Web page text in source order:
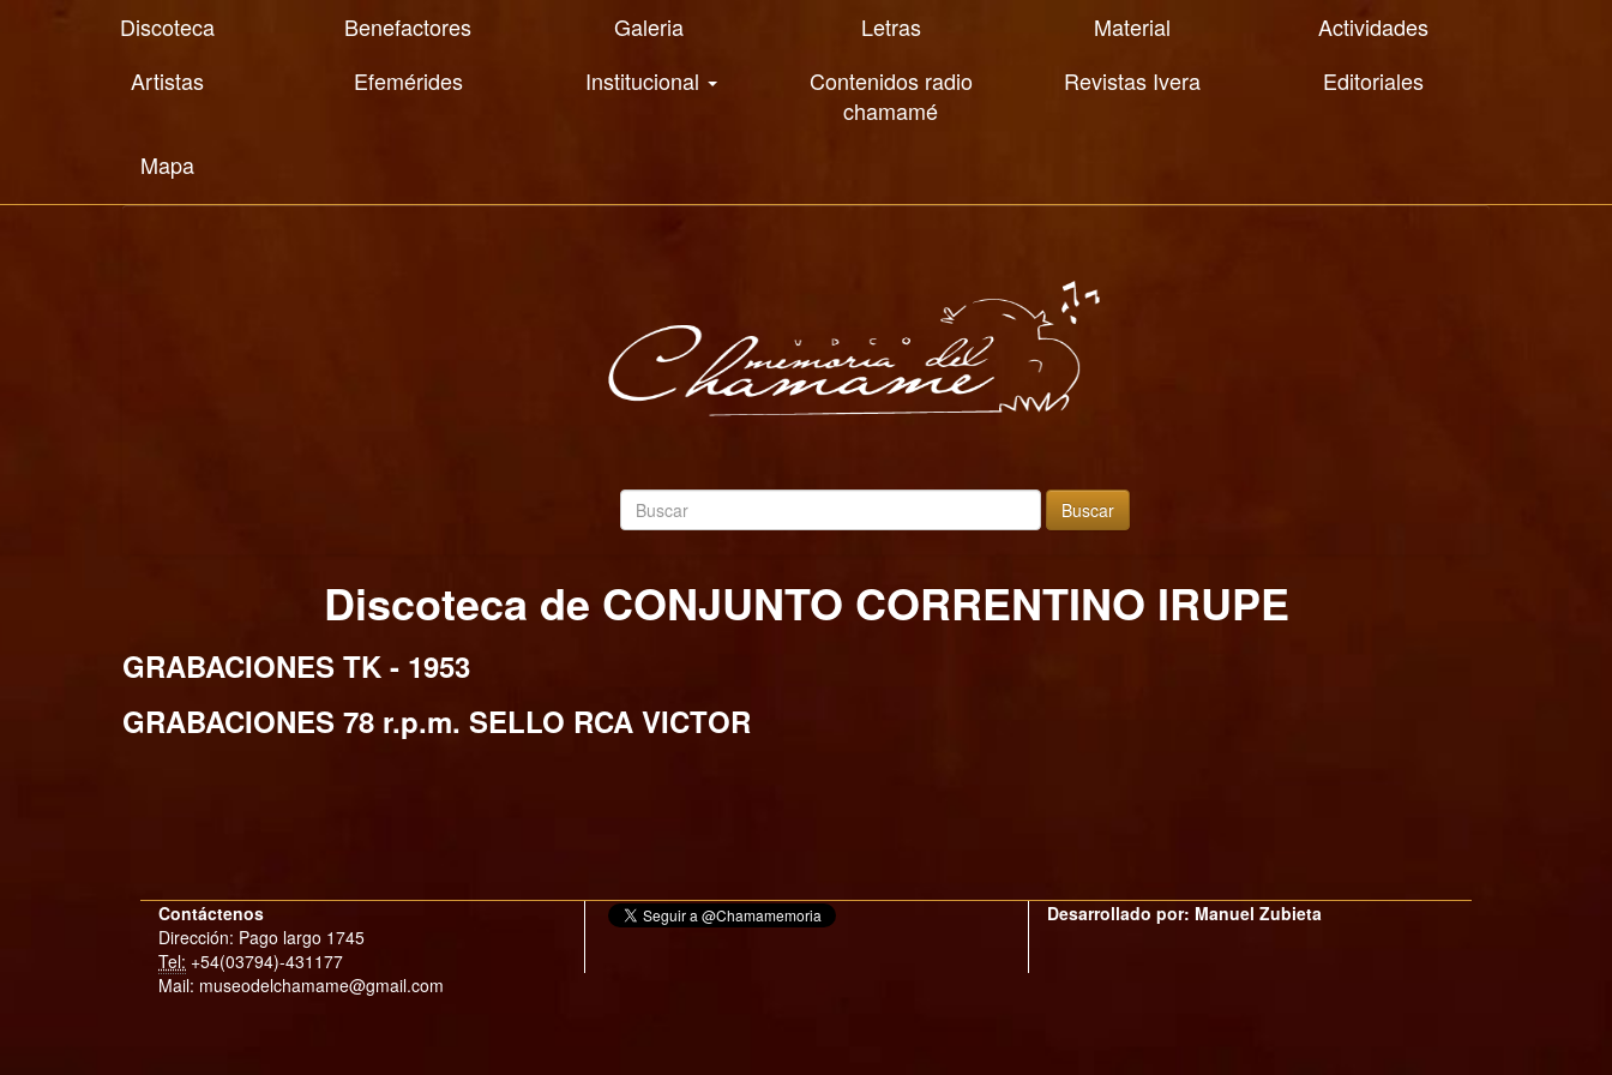
Discoteca Benefactores Galeria Letras Material
Actividades
Artistas
Efemérides Institucional
Contenidos radio
chamamé
Revistas Ivera Editoriales
Mapa
Buscar
Discoteca de CONJUNTO CORRENTINO IRUPE
GRABACIONES TK - 1953
GRABACIONES 78 r.p.m. SELLO RCA VICTOR
Contáctenos
Dirección: Pago largo 1745
Tel: +54(03794)-431177
Mail: museodelchamame@gmail.com
Desarrollado por: Manuel Zubieta